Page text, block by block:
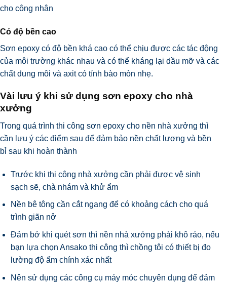
cho công nhân
Có độ bền cao
Sơn epoxy có độ bền khá cao có thể chịu được các tác động
của môi trường khác nhau và có thể kháng lại dầu mỡ và các
chất dung môi và axit có tính bào mòn nhẹ.
Vài lưu ý khi sử dụng sơn epoxy cho nhà
xưởng
Trong quá trình thi công sơn epoxy cho nền nhà xưởng thì
cần lưu ý các điểm sau để đảm bảo nền chất lượng và bền
bỉ sau khi hoàn thành
Trước khi thi công nhà xưởng cần phải được vệ sinh
sạch sẽ, chà nhám và khử ẩm
Nền bê tông cần cắt ngang để có khoảng cách cho quá
trình giãn nở
Đảm bở khi quét sơn thì nền nhà xưởng phải khô ráo, nếu
bạn lựa chọn Ansako thi công thì chồng tôi có thiết bị đo
lường độ ẩm chính xác nhất
Nên sử dụng các công cụ máy móc chuyên dụng để đảm